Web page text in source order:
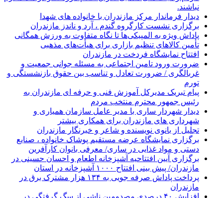
نباشند.
دیدار فرماندار مرکز مازندران با خانواده های شهدا
برگزاری نشست کارگروه گندم ، آرد و ناندز مازندران
پاداش ویژه به المپیکی‌ها تا نگاه متفاوت به ورزش همگانی
تأمین کالاهای تنظیم بازاری برای هیأت‌های مذهبی
افتتاح نمایشگاه فردخت در مازندران
ضرورت ورود تامین اجتماعی به مسئله جوانی جمعیت و
غربالگری / ضرورت تعادل و تناسب بین حقوق بازنشستگی و
تورم
پیام تبریک مدیرکل آموزش فنی و حرفه ای مازندران به
رئیس جمهور محترم منتخب مردم
دیدار شهردار ساری با مدیر عامل سازمان همیاری و
شهرداری های مازندران برای همکاری بیشتر
تجلیل از بانوی نویسنده و شاعر و خبرنگار مازندران
برگزاری نمایشگاه عرضه مستقیم پوشاک خانواده ، صنایع
دستی و مواد غذایی در ساری/ معرفی بانوان کارآفرین
برگزاری آیین افتتاحیه آشپزخانه اطعام و احسان حسینی در
مازندران/ پیش بینی افتتاح ۱۰۰۰ آشپزخانه در استان
پرداخت پاداش صرفه جویی به ۱۳۴ هزار مشترک برق در
مازندران
افزایش ۴۰ درصدی مصدومین ناشی از سگ گرفتگی در